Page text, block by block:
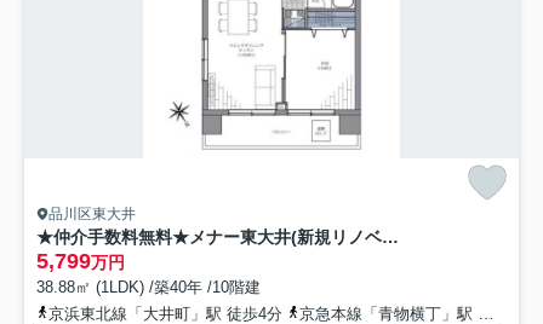
品川区東大井
★仲介手数料無料★メナー東大井(新規リノベーション工事済み）
5,799万円
38.88㎡ (1LDK) /築40年 /10階建
京浜東北線「大井町」駅 徒歩4分
京急本線「青物横丁」駅 徒歩9分